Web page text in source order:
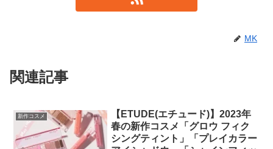
MK
関連記事
新作コスメ
【ETUDE(エチュード)】2023年
春の新作コスメ「グロウ フィク
シングティント」「プレイカラー